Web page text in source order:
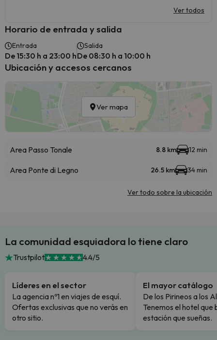
Ver todos
Horario de entrada y salida
Entrada
De 15:30 h a 23:00 h
Salida
De 08:30 h a 10:00 h
Ubicación y accesos cercanos
Ver mapa
Area Passo Tonale 8.8 km 12 min
Area Ponte di Legno 26.5 km 34 min
Ver todo sobre la ubicación
La comunidad esquiadora lo tiene claro
Trustpilot 4.4/5
Líderes en el sector
La agencia nº1 en viajes de esquí.
Ofertas exclusivas que no verás en
otro sitio.
El mayor catálogo
De los Pirineos a los
Tenemos el hotel que
estación que sueñas.